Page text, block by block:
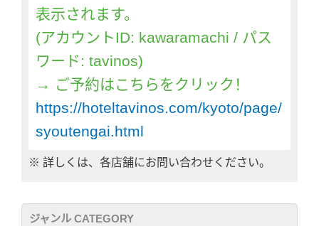
表示されます。
(アカウントID: kawaramachi / パス
ワード: tavinos)
→ ご予約はこちらをクリック！
https://hoteltavinos.com/kyoto/page/
syoutengai.html
※ 詳しくは、各店舗にお問い合わせください。
ジャンル CATEGORY